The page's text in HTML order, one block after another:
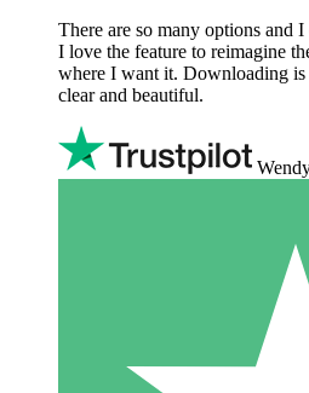
There are so many options and
I love the feature to reimagine
where I want it. Downloading is
clear and beautiful.